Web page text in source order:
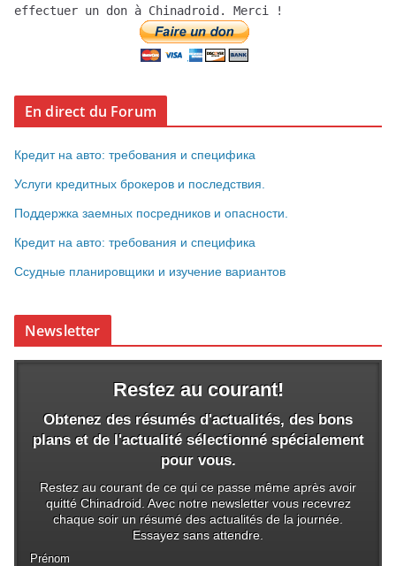
effectuer un don à Chinadroid. Merci !
En direct du Forum
Кредит на авто: требования и специфика
Услуги кредитных брокеров и последствия.
Поддержка заемных посредников и опасности.
Кредит на авто: требования и специфика
Ссудные планировщики и изучение вариантов
Newsletter
Restez au courant!
Obtenez des résumés d'actualités, des bons
plans et de l'actualité sélectionné spécialement
pour vous.
Restez au courant de ce qui ce passe même après avoir
quitté Chinadroid. Avec notre newsletter vous recevrez
chaque soir un résumé des actualités de la journée.
Essayez sans attendre.
Prénom